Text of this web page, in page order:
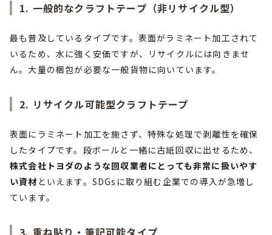
1. 一般的なクラフトテープ（非リサイクル型）
最も普及しているタイプです。表面がラミネート加工されて
いるため、水に強く安価ですが、リサイクルには向きませ
ん。大量の梱包が必要な一般貨物に向いています。
2. リサイクル可能型クラフトテープ
表面にラミネート加工を施さず、特殊な処理で剥離性を確保
したタイプです。段ボールと一緒に古紙回収に出せるため、
株式会社トヨダのような回収業者にとっても非常に扱いやす
い資材といえます。SDGsに取り組む企業での導入が急増し
ています。
3. 重ね貼り・筆記可能タイプ